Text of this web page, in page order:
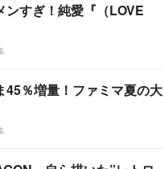
ンすぎ！純愛『（LOVE
45％増量！ファミマ夏の大